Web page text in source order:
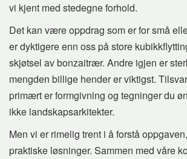
vi kjent med stedegne forhold.
Det kan være oppdrag som er for små
er dyktigere enn oss på store
skjøtsel av bonzaitrær. Andre igjen er
mengden billige hender er viktigst.
primært er formgivning og tegninger du
ikke landskapsarkitekter.
Men vi er rimelig trent i å forstå
praktiske løsninger. Sammen med våre